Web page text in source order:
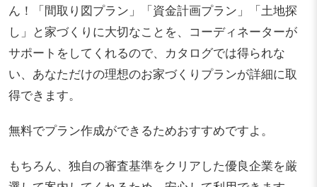
ん！「間取り図プラン」「資金計画プラン」「土地探
し」と家づくりに大切なことを、コーディネーターが
サポートをしてくれるので、カタログでは得られな
い、あなただけの理想のお家づくりプランが詳細に取
得できます。
無料でプラン作成ができるためおすすめですよ。
もちろん、独自の審査基準をクリアした優良企業を厳